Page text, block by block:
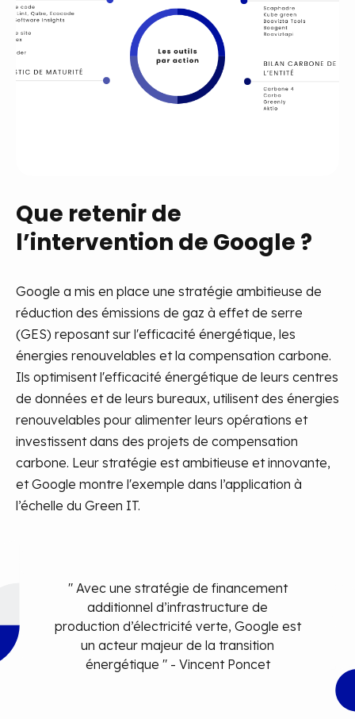
Que retenir de
l’intervention de Google ?
Google a mis en place une stratégie ambitieuse de
réduction des émissions de gaz à effet de serre
(GES) reposant sur l'efficacité énergétique, les
énergies renouvelables et la compensation carbone.
Ils optimisent l'efficacité énergétique de leurs centres
de données et de leurs bureaux, utilisent des énergies
renouvelables pour alimenter leurs opérations et
investissent dans des projets de compensation
carbone. Leur stratégie est ambitieuse et innovante,
et Google montre l'exemple dans l’application à
l’échelle du Green IT.
" Avec une stratégie de financement
additionnel d’infrastructure de
production d’électricité verte, Google est
un acteur majeur de la transition
énergétique " - Vincent Poncet​